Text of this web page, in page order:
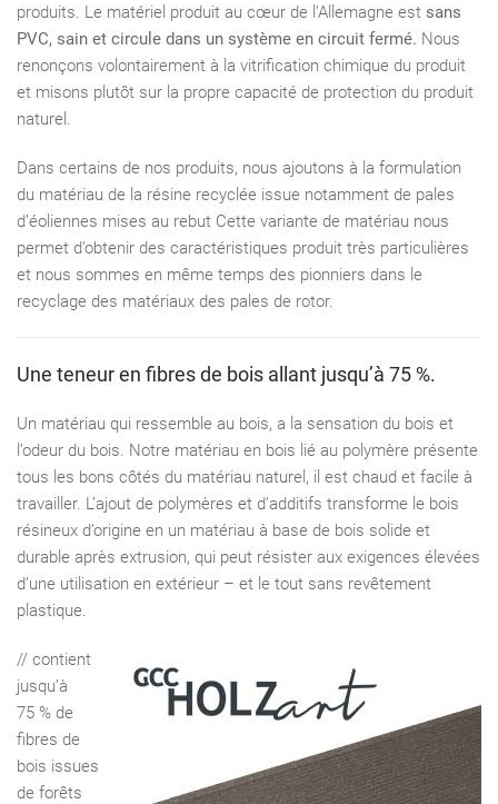
produits. Le matériel produit au cœur de l’Allemagne est sans
PVC, sain et circule dans un système en circuit fermé. Nous
renonçons volontairement à la vitrification chimique du produit
et misons plutôt sur la propre capacité de protection du produit
naturel.
Dans certains de nos produits, nous ajoutons à la formulation
du matériau de la résine recyclée issue notamment de pales
d’éoliennes mises au rebut Cette variante de matériau nous
permet d’obtenir des caractéristiques produit très particulières
et nous sommes en même temps des pionniers dans le
recyclage des matériaux des pales de rotor.
Une teneur en ﬁbres de bois allant jusqu’à 75 %.
Un matériau qui ressemble au bois, a la sensation du bois et
l’odeur du bois. Notre matériau en bois lié au polymère présente
tous les bons côtés du matériau naturel, il est chaud et facile à
travailler. L’ajout de polymères et d’additifs transforme le bois
résineux d’origine en un matériau à base de bois solide et
durable après extrusion, qui peut résister aux exigences élevées
d’une utilisation en extérieur – et le tout sans revêtement
plastique.
// contient
jusqu’à
75 % de
ﬁbres de
bois issues
de forêts